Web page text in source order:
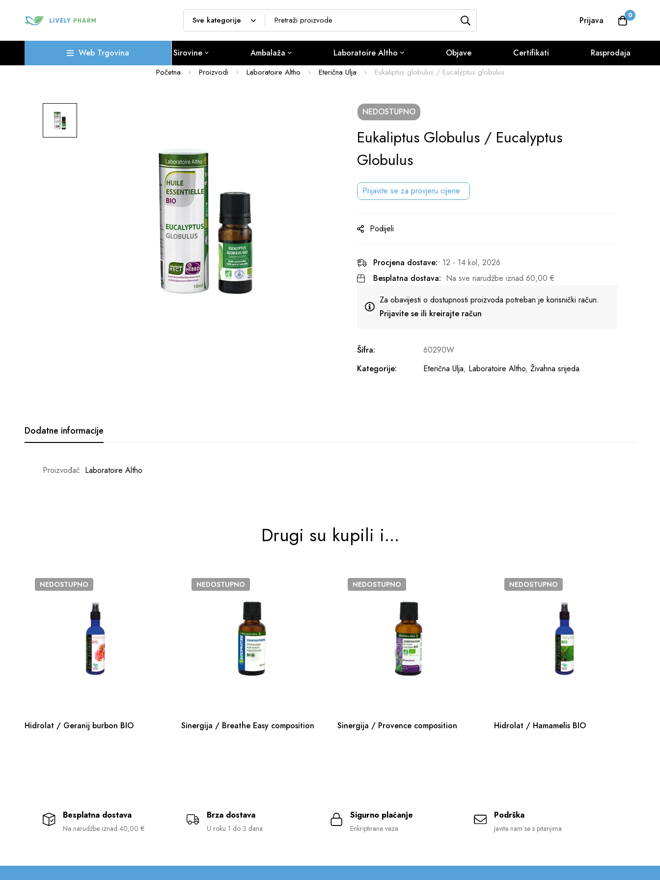
Prijava 0
Web Trgovina Sirovine Ambalaža Laboratoire Altho Objave Certifikati Rasprodaja
Početna Proizvodi Laboratoire Altho Eterična Ulja Eukaliptus globulus / Eucalyptus globulus
NEDOSTUPNO
Eukaliptus Globulus / Eucalyptus
Globulus
Prijavite se za provjeru cijene
Podijeli
Procjena dostave: 12 - 14 kol, 2026
Besplatna dostava: Na sve narudžbe iznad 60,00 €
Za obavijesti o dostupnosti proizvoda potreban je korisnički račun.
Prijavite se ili kreirajte račun
Šifra:
60290W
Kategorije:
Eterična Ulja, Laboratoire Altho, Živahna srijeda
Dodatne informacije
Proizvođač Laboratoire Altho
Drugi su kupili i...
NEDOSTUPNO
Hidrolat / Geranij burbon BIO
NEDOSTUPNO
Sinergija / Breathe Easy composition
NEDOSTUPNO
Sinergija / Provence composition
NEDOSTUPNO
Hidrolat / Hamamelis BIO
Besplatna dostava
Na narudžbe iznad 40,00 €
Brza dostava
U roku 1 do 3 dana
Sigurno plaćanje
Enkriptirana veza
Podrška
Javite nam se s pitanjima